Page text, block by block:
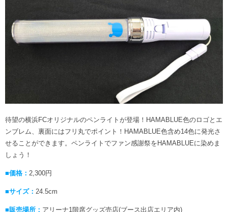
待望の横浜FCオリジナルのペンライトが登場！HAMABLUE色のロゴとエ
ンブレム、裏面にはフリ丸でポイント！HAMABLUE色含め14色に発光さ
せることができます。ペンライトでファン感謝祭をHAMABLUEに染めま
しょう！
■価格： 2,300円
■サイズ： 24.5cm
■販売場所： アリーナ1階席グッズ売店(ブース出店エリア内)